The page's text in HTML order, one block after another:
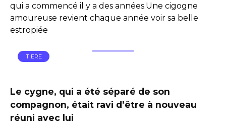
qui a commencé il y a des années.Une cigogne
amoureuse revient chaque année voir sa belle
estropiée
TIERE
Le cygne, qui a été séparé de son
compagnon, était ravi d’être à nouveau
réuni avec lui